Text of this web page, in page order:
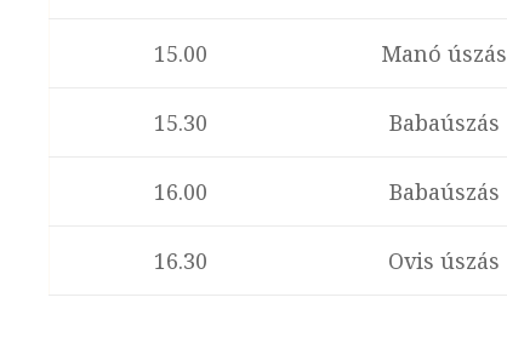
15.00 Manó úszás
15.30 Babaúszás
16.00 Babaúszás
16.30 Ovis úszás